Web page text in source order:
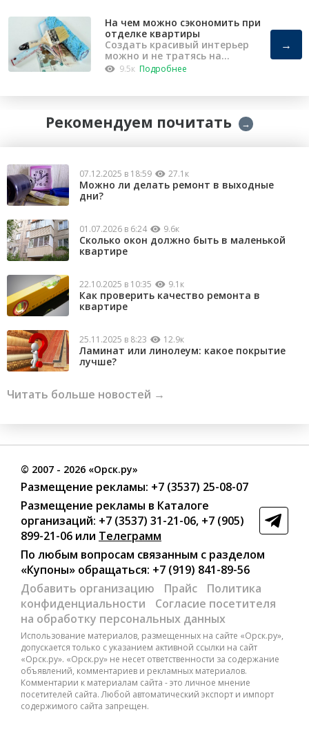
На чем можно сэкономить при
отделке квартиры
Создать красивый интерьер
можно и не тратясь на
капремонт
9.5к Подробнее
→
Рекомендуем почитать →
07.12.2025 в 18:59 27.1к
Можно ли делать ремонт в выходные
дни?
01.07.2026 в 6:24 9.6к
Сколько окон должно быть в маленькой
квартире
22.10.2025 в 10:35 9.1к
Как проверить качество ремонта в
квартире
25.11.2025 в 8:23 12.9к
Ламинат или линолеум: какое покрытие
лучше?
Читать больше новостей →
© 2007 - 2026 «Орск.ру»
Размещение рекламы: +7 (3537) 25-08-07
Размещение рекламы в Каталоге
организаций: +7 (3537) 31-21-06, +7 (905)
899-21-06 или Телеграмм
По любым вопросам связанным с разделом
«Купоны» обращаться: +7 (919) 841-89-56
Добавить организацию
Прайс
Политика
конфиденциальности
Согласие посетителя
на обработку персональных данных
Использование материалов, размещенных на сайте «Орск.ру»,
допускается только с указанием активной ссылки на сайт
«Орск.ру». «Орск.ру» не несет ответственности за содержание
объявлений, комментариев и рекламных материалов.
Комментарии к материалам сайта - это личное мнение
посетителей сайта. Любой автоматический экспорт и импорт
содержимого сайта запрещен.